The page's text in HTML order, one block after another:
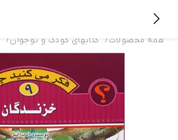
همه محصولات/ کتابهای کودک و نوجوان/